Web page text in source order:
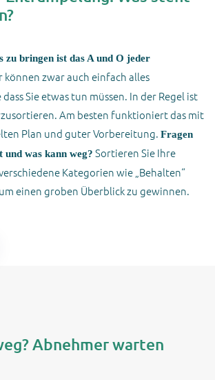
zu bringen ist das A und O jeder
können zwar auch einfach alles
Sie etwas tun müssen. In der Regel ist
Am besten funktioniert das mit
Plan und guter Vorbereitung. Fragen
und was kann weg? Sortieren Sie Ihre
Kategorien wie „Behalten“
einen groben Überblick zu gewinnen.
Abnehmer warten